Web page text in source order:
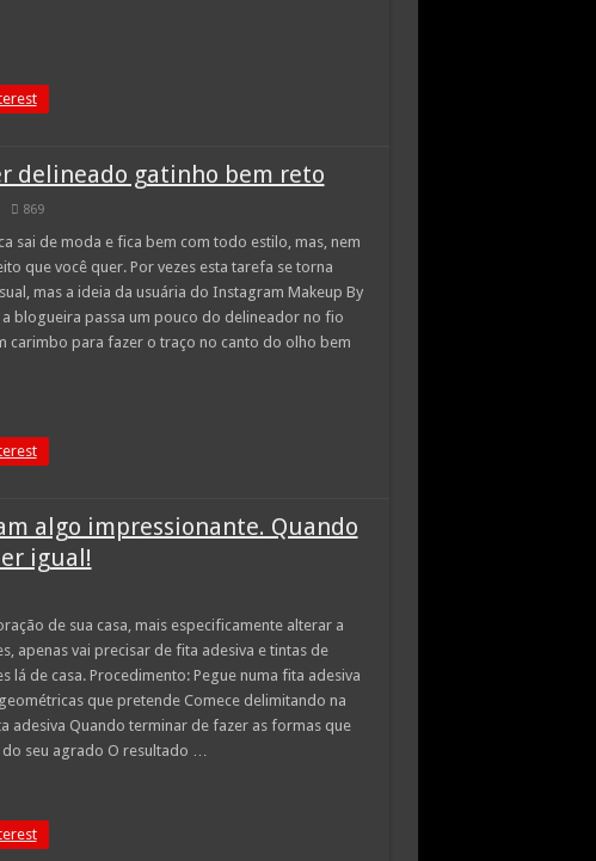
delineado gatinho bem reto
869
sai de moda e fica bem com todo estilo, mas, nem
que você quer. Por vezes esta tarefa se torna
mas a ideia da usuária do Instagram Makeup By
blogueira passa um pouco do delineador no fio
carimbo para fazer o traço no canto do olho bem
algo impressionante. Quando
igual!
de sua casa, mais especificamente alterar a
apenas vai precisar de fita adesiva e tintas de
de casa. Procedimento: Pegue numa fita adesiva
que pretende Comece delimitando na
adesiva Quando terminar de fazer as formas que
seu agrado O resultado …